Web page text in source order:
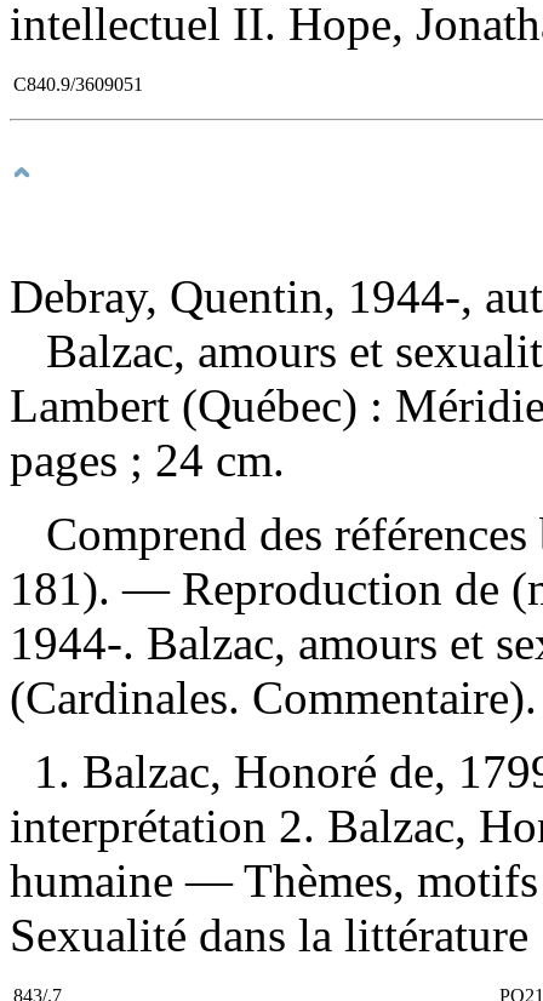
intellectuel II. Hope,
C840.9/3609051
Debray, Quentin, 1944-,
Balzac, amours et
Lambert (Québec) :
pages ; 24 cm.
Comprend des
181). — Reproduction de
1944-. Balzac, amours et
(Cardinales.
1. Balzac, Honoré de,
interprétation 2. Balzac,
humaine — Thèmes,
Sexualité dans la
843/.7